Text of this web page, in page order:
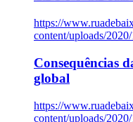
https://
content/uploads/
Consequências
global
https://
content/uploads/